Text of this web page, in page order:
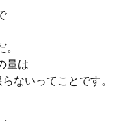
。
量は
ないってことです。